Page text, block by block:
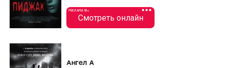
•••
РЕКЛАМА 18+
Смотреть онлайн
Ангел А